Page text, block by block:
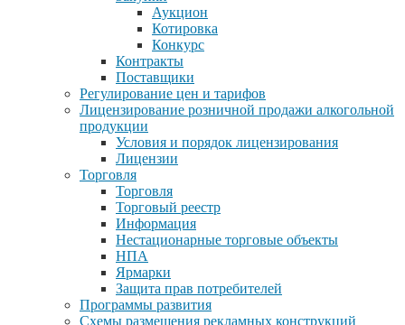
Аукцион
Котировка
Конкурс
Контракты
Поставщики
Регулирование цен и тарифов
Лицензирование розничной продажи алкогольной
продукции
Условия и порядок лицензирования
Лицензии
Торговля
Торговля
Торговый реестр
Информация
Нестационарные торговые объекты
НПА
Ярмарки
Защита прав потребителей
Программы развития
Схемы размещения рекламных конструкций